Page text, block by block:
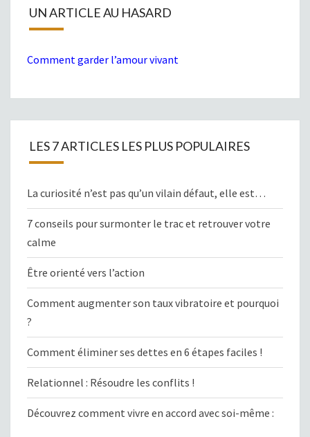
UN ARTICLE AU HASARD
Comment garder l’amour vivant
LES 7 ARTICLES LES PLUS POPULAIRES
La curiosité n’est pas qu’un vilain défaut, elle est…
7 conseils pour surmonter le trac et retrouver votre
calme
Être orienté vers l’action
Comment augmenter son taux vibratoire et pourquoi
?
Comment éliminer ses dettes en 6 étapes faciles !
Relationnel : Résoudre les conflits !
Découvrez comment vivre en accord avec soi-même :